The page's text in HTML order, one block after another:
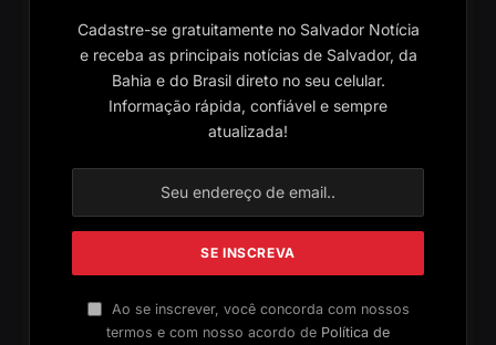
Cadastre-se gratuitamente no Salvador Notícia
e receba as principais notícias de Salvador, da
Bahia e do Brasil direto no seu celular.
Informação rápida, confiável e sempre
atualizada!
Ao se inscrever, você concorda com nossos
termos e com nosso acordo de Política de